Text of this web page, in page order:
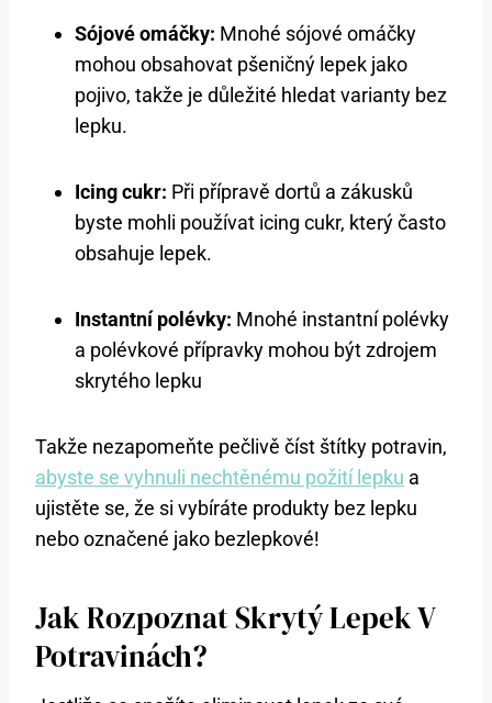
Sójové omáčky: Mnohé sójové omáčky
mohou obsahovat pšeničný lepek jako
pojivo, takže je důležité hledat varianty bez
lepku.
Icing cukr: Při přípravě dortů a zákusků
byste mohli používat icing cukr, který často
obsahuje lepek.
Instantní polévky: Mnohé instantní polévky
a polévkové přípravky mohou být zdrojem
skrytého lepku
Takže nezapomeňte pečlivě číst štítky potravin,
abyste se vyhnuli nechtěnému požití lepku a
ujistěte se, že si vybíráte produkty bez lepku
nebo označené jako bezlepkové!
Jak Rozpoznat Skrytý Lepek V
Potravinách?